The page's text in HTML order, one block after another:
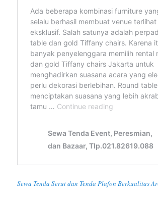
Sewa Tenda Serut dan Tenda Plafon Berkualitas